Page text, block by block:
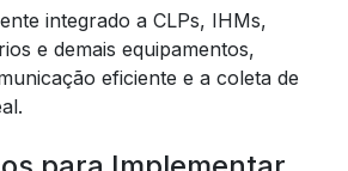
integrado a CLPs, IHMs,
e demais equipamentos,
eficiente e a coleta de